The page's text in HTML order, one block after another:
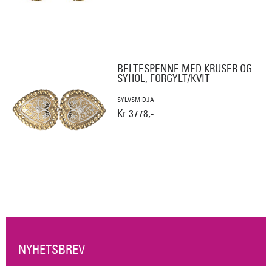
BELTESPENNE MED KRUSER OG
SYHOL, FORGYLT/KVIT
SYLVSMIDJA
Kr 3778,-
NYHETSBREV